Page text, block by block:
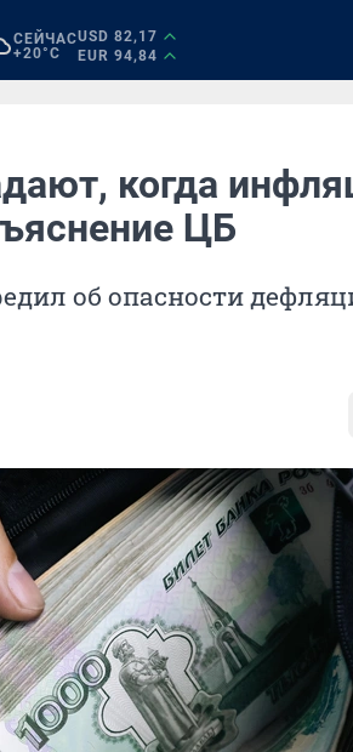
СЕЙЧАС
+20°C
USD 82,17
EUR 94,84
когда
ЦБ
об опасности